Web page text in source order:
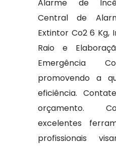
Alarme de
Central de
Extintor Co2 6 Kg,
Raio e
Emergência
promovendo a
eficiência.
orçamento.
excelentes
profissionais